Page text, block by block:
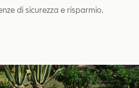
di sicurezza e risparmio.